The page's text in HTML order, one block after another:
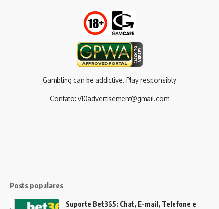
Gambling can be addictive. Play responsibly
Contato: v10advertisement@gmail.com
Posts populares
Suporte Bet365: Chat, E-mail, Telefone e